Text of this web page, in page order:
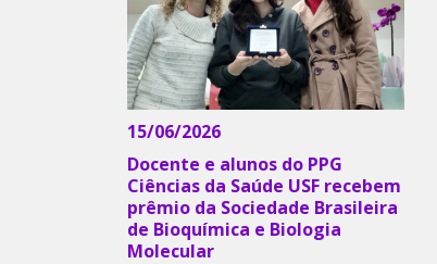
15/06/2026
Docente e alunos do PPG
Ciências da Saúde USF recebem
prêmio da Sociedade Brasileira
de Bioquímica e Biologia
Molecular